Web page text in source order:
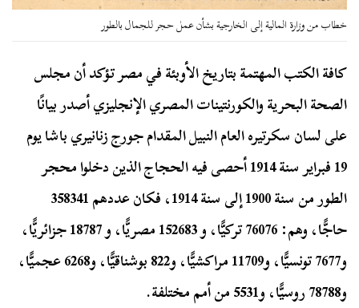
خطاب من وزارة المالية إلى الخارجية بشأن عمل حجر للجمال بالطور
كافة الكتب المهتمة بتاريخ الأوبئة في مصر تؤكد أن مجلس
الصحة البحرية والكورنتينات المصري الإنجليزي أصدر بيانًا
على لسان سكرتيره العام النبيل المقدام جورج زنانيري باشا يوم
19 فبراير سنة 1914 أحصى فيه الحجاج الذين دخلوا محجر
الطور من سنة 1900 إلى سنة 1914، فكان عددهم 358341
حاجًّا، وهم: 76076 تركيًّا، و 152683 مصريًّا، و 18787 جزائريًّا،
و7677 تونسيًّا، و11709 مراكشيًّا، و822 بوشناقيًّا، و6268 عجميًّا،
و78788 روسيًّا، و5531 من أمم مختلفة.